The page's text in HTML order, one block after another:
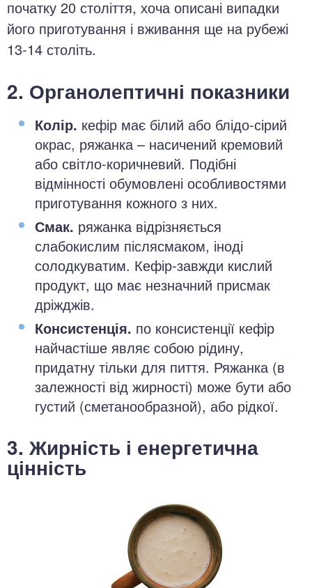
початку 20 століття, хоча описані випадки
його приготування і вживання ще на рубежі
13-14 століть.
2. Органолептичні показники
Колір. кефір має білий або блідо-сірий
окрас, ряжанка – насичений кремовий
або світло-коричневий. Подібні
відмінності обумовлені особливостями
приготування кожного з них.
Смак. ряжанка відрізняється
слабокислим післясмаком, іноді
солодкуватим. Кефір-завжди кислий
продукт, що має незначний присмак
дріжджів.
Консистенція. по консистенції кефір
найчастіше являє собою рідину,
придатну тільки для пиття. Ряжанка (в
залежності від жирності) може бути або
густий (сметанообразной), або рідкої.
3. Жирність і енергетична
цінність